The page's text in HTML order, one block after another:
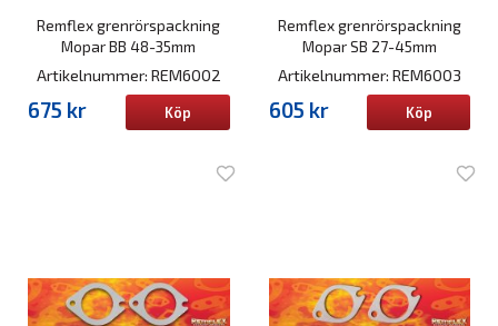
Remflex grenrörspackning
Mopar BB 48-35mm
Artikelnummer: REM6002
675 kr Köp
Remflex grenrörspackning
Mopar SB 27-45mm
Artikelnummer: REM6003
605 kr Köp